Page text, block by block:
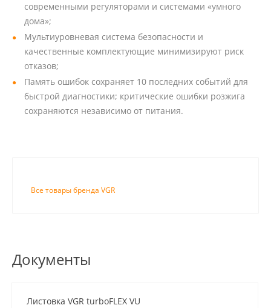
современными регуляторами и системами «умного
дома»;
Мультиуровневая система безопасности и
качественные комплектующие минимизируют риск
отказов;
Память ошибок сохраняет 10 последних событий для
быстрой диагностики; критические ошибки розжига
сохраняются независимо от питания.
Все товары бренда VGR
Документы
Листовка VGR turboFLEX VU